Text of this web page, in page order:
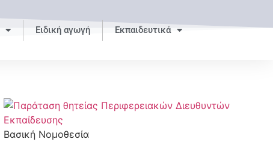
Ειδική αγωγή Εκπαιδευτικά
Βασική Νομοθεσία